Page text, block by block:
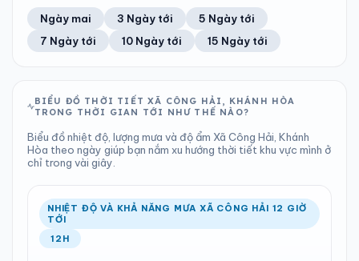
20°C 0%
Khả năng mưa
0 mm
Tổng cả ngày
1007 hPa
Bình thường
13
Chỉ số UV
Tốt
Ước lượng
20°C
Ổn định
0%
Khả năng mưa
Trung bình ngày Tốc độ gió
TIA UV TẦM NHÌN
LƯỢNG MƯA
0.48 mm
Tổng cả ngày
ÁP SUẤT
1006 hPa
Bình thường
Ổn định Khả năng mưa
Ngày mai 3 Ngày tới
5 Ngày tới
7 Ngày tới
10 Ngày tới 15 Ngày tới
BIỂU ĐỒ THỜI TIẾT XÃ CÔNG HẢI, KHÁNH HÒA
TRONG THỜI GIAN TỚI NHƯ THẾ NÀO?
Biểu đồ nhiệt độ, lượng mưa và độ ẩm Xã Công Hải, Khánh
Hòa theo ngày giúp bạn nắm xu hướng thời tiết khu vực mình ở
chỉ trong vài giây.
NHIỆT ĐỘ VÀ KHẢ NĂNG MƯA XÃ CÔNG HẢI 12 GIỜ
TỚI
12H